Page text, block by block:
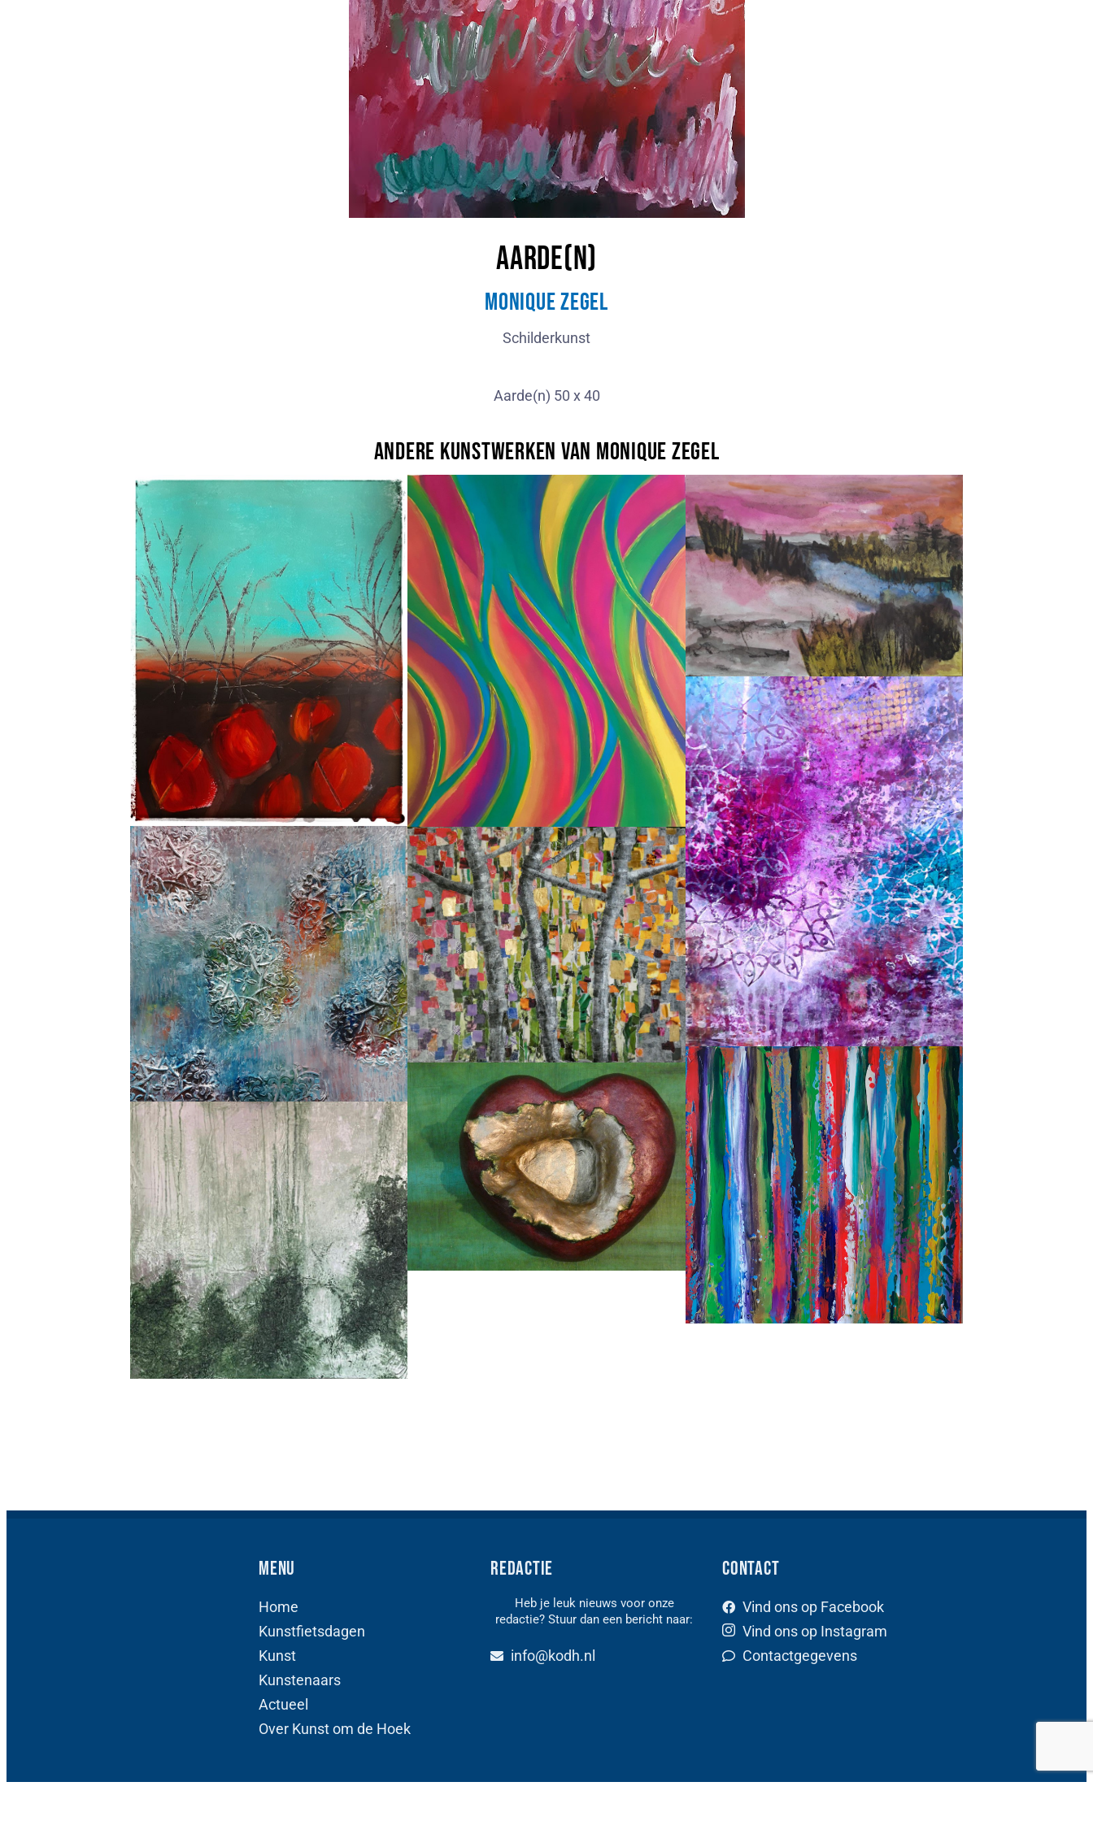
Aarde(n)
MoniQue Zegel
Schilderkunst
Aarde(n) 50 x 40
Andere kunstwerken van MoniQue Zegel
Menu
Home
Kunstfietsdagen
Kunst
Kunstenaars
Actueel
Over Kunst om de Hoek
Redactie
Heb je leuk nieuws voor onze
redactie? Stuur dan een bericht naar:
info@kodh.nl
Contact
Vind ons op Facebook
Vind ons op Instagram
Contactgegevens